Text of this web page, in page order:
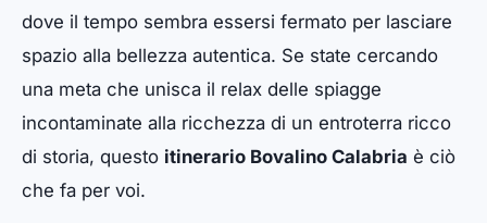
dove il tempo sembra essersi fermato per lasciare
spazio alla bellezza autentica. Se state cercando
una meta che unisca il relax delle spiagge
incontaminate alla ricchezza di un entroterra ricco
di storia, questo itinerario Bovalino Calabria è ciò
che fa per voi.